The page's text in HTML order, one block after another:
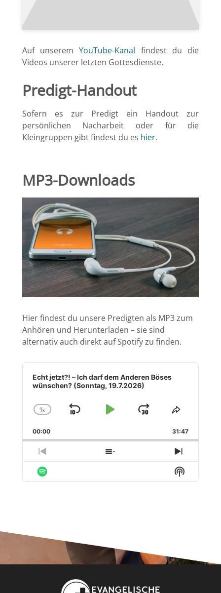
Auf unseremYouTube-Kanal findest du die
Videos unserer letzten Gottesdienste.
Predigt-Handout
Sofern es zur Predigt ein Handout zur
persönlichen Nacharbeit oder für die
Kleingruppen gibt findest du es hier.
MP3-Downloads
Hier findest du unsere Predigten als MP3 zum
Anhören und Herunterladen – sie sind
alternativ auch direkt auf Spotify zu finden.
Audio
Player
Echt jetzt?! – Ich darf dem Anderen Böses
wünschen? (Sonntag, 19.7.2026)
Change
Rate
1x
Skip
Play
Jump
Forward
Share
Episode
00:00 31:47
Previous
Episode
Show
Episodes
Next
Episode
Show
Podcast